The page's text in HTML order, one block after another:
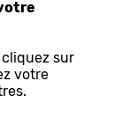
sur
votre